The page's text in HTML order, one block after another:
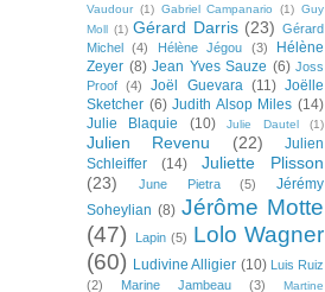
Vaudour (1) Gabriel Campanario (1) Guy
Moll (1) Gérard Darris (23) Gérard
Michel
(4) Hélène Jégou (3)
Hélène
Zeyer (8) Jean Yves Sauze (6) Joss
Proof
(4) Joël Guevara (11) Joëlle
Sketcher (6) Judith Alsop Miles (14)
Julie Blaquie
(10) Julie Dautel (1)
Julien Revenu (22)
Julien
Schleiffer
(14)
Juliette Plisson
(23)
June Pietra (5)
Jérémy
Soheylian (8) Jérôme Motte
(47)
Lapin (5) Lolo Wagner
(60) Ludivine Alligier (10) Luis Ruiz
(2)
Marine Jambeau (3) Martine